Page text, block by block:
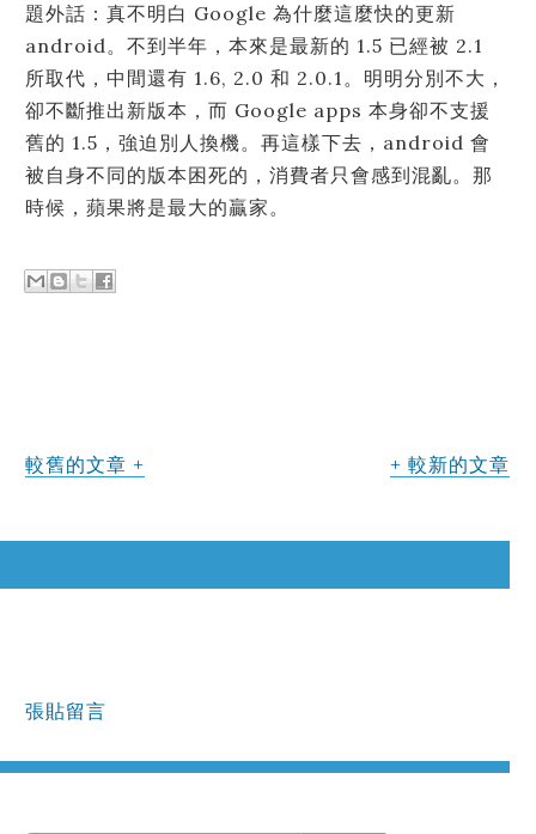
題外話：真不明白 Google 為什麼這麼快的更新
android。不到半年，本來是最新的 1.5 已經被 2.1
所取代，中間還有 1.6, 2.0 和 2.0.1。明明分別不大，
卻不斷推出新版本，而 Google apps 本身卻不支援
舊的 1.5，強迫別人換機。再這樣下去，android 會
被自身不同的版本困死的，消費者只會感到混亂。那
時候，蘋果將是最大的贏家。
較舊的文章 較新的文章
張貼留言